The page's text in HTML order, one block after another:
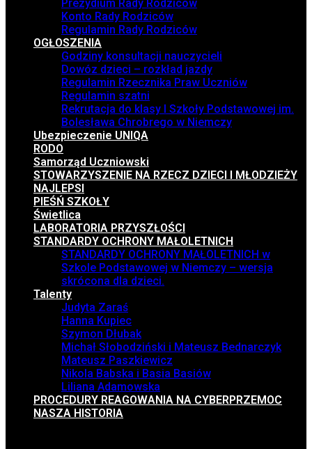
Prezydium Rady Rodziców
Konto Rady Rodziców
Regulamin Rady Rodziców
OGŁOSZENIA
Godziny konsultacji nauczycieli
Dowóz dzieci – rozkład jazdy
Regulamin Rzecznika Praw Uczniów
Regulamin szatni
Rekrutacja do klasy I Szkoły Podstawowej im.
Bolesława Chrobrego w Niemczy
Ubezpieczenie UNIQA
RODO
Samorząd Uczniowski
STOWARZYSZENIE NA RZECZ DZIECI I MŁODZIEŻY
NAJLEPSI
PIEŚŃ SZKOŁY
Świetlica
LABORATORIA PRZYSZŁOŚCI
STANDARDY OCHRONY MAŁOLETNICH
STANDARDY OCHRONY MAŁOLETNICH w
Szkole Podstawowej w Niemczy – wersja
skrócona dla dzieci.
Talenty
Judyta Zaraś
Hanna Kupiec
Szymon Dłubak
Michał Słobodziński i Mateusz Bednarczyk
Mateusz Paszkiewicz
Nikola Babska i Basia Basiów
Liliana Adamowska
PROCEDURY REAGOWANIA NA CYBERPRZEMOC
NASZA HISTORIA